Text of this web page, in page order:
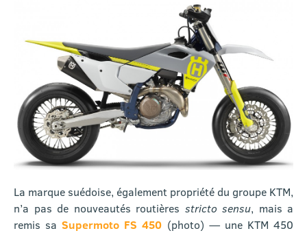
La marque suédoise, également propriété du groupe KTM,
n’a pas de nouveautés routières stricto sensu, mais a
remis saSupermoto FS 450 (photo) — une KTM 450